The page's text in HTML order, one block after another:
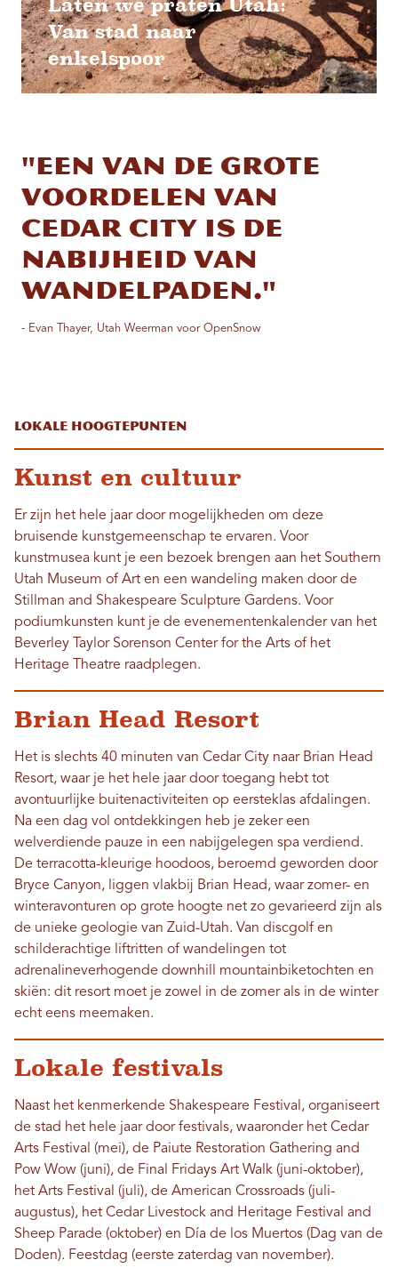
Laten we praten Utah:
Van stad naar
enkelspoor
"Een van de grote
voordelen van
Cedar City is de
nabijheid van
wandelpaden."
- Evan Thayer, Utah Weerman voor OpenSnow
Lokale hoogtepunten
Kunst en cultuur
Er zijn het hele jaar door mogelijkheden om deze
bruisende kunstgemeenschap te ervaren. Voor
kunstmusea kunt je een bezoek brengen aan het Southern
Utah Museum of Art en een wandeling maken door de
Stillman and Shakespeare Sculpture Gardens. Voor
podiumkunsten kunt je de evenementenkalender van het
Beverley Taylor Sorenson Center for the Arts of het
Heritage Theatre raadplegen.
Brian Head Resort
Het is slechts 40 minuten van Cedar City naar Brian Head
Resort, waar je het hele jaar door toegang hebt tot
avontuurlijke buitenactiviteiten op eersteklas afdalingen.
Na een dag vol ontdekkingen heb je zeker een
welverdiende pauze in een nabijgelegen spa verdiend.
De terracotta-kleurige hoodoos, beroemd geworden door
Bryce Canyon, liggen vlakbij Brian Head, waar zomer- en
winteravonturen op grote hoogte net zo gevarieerd zijn als
de unieke geologie van Zuid-Utah. Van discgolf en
schilderachtige liftritten of wandelingen tot
adrenalineverhogende downhill mountainbiketochten en
skiën: dit resort moet je zowel in de zomer als in de winter
echt eens meemaken.
Lokale festivals
Naast het kenmerkende Shakespeare Festival, organiseert
de stad het hele jaar door festivals, waaronder het Cedar
Arts Festival (mei), de Paiute Restoration Gathering and
Pow Wow (juni), de Final Fridays Art Walk (juni-oktober),
het Arts Festival (juli), de American Crossroads (juli-
augustus), het Cedar Livestock and Heritage Festival and
Sheep Parade (oktober) en Día de los Muertos (Dag van de
Doden). Feestdag (eerste zaterdag van november).